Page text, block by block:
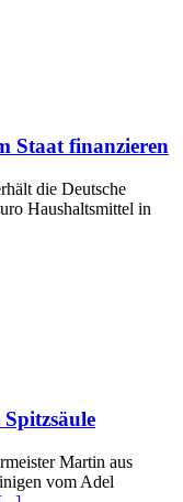
Staat finanzieren
die Deutsche
Haushaltsmittel in
Martin aus
vom Adel